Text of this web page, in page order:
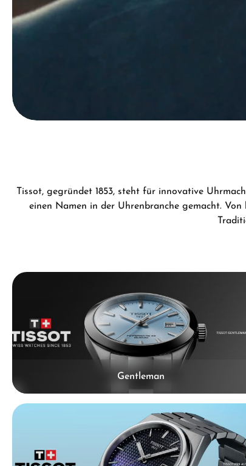
Tissot, gegründet 1853, steht für innovative
einen Namen in der Uhrenbranche gemacht.
Kategoriegalerie überspringen
Gentleman